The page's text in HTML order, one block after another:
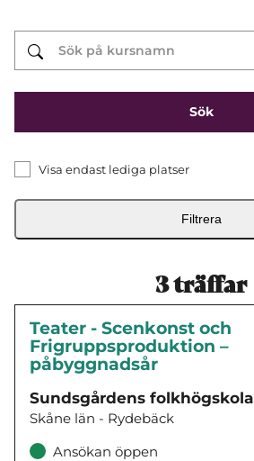
Visa endast lediga platser
Filtrera
3träffar
Teater - Scenkonst och
Frigruppsproduktion –
påbyggnadsår
Sundsgårdens folkhögskola
Skåne län - Rydebäck
Ansökan öppen